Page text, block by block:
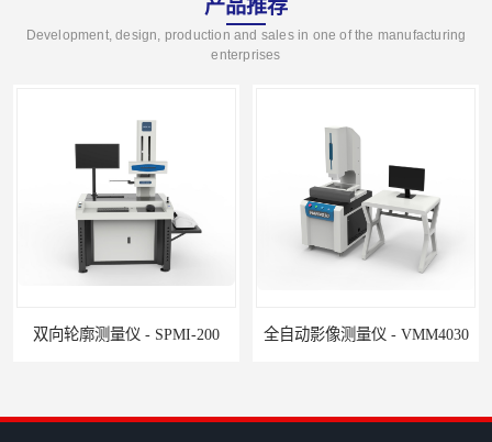
产品推荐
Development, design, production and sales in one of the manufacturing
enterprises
双向轮廓测量仪 - SPMI-200 全自动影像测量仪 - VMM4030